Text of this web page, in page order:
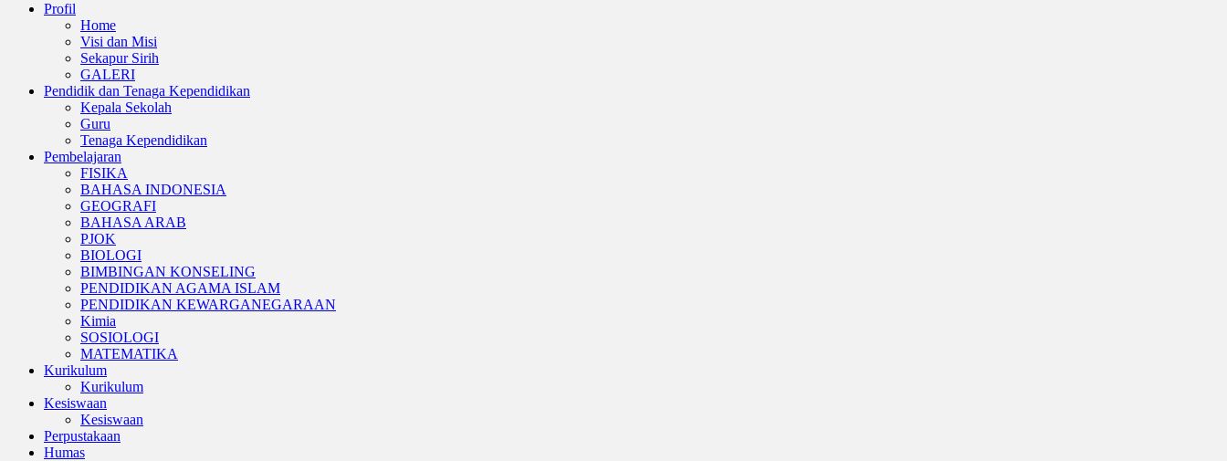
Profil
Home
Visi dan Misi
Sekapur Sirih
GALERI
Pendidik dan Tenaga Kependidikan
Kepala Sekolah
Guru
Tenaga Kependidikan
Pembelajaran
FISIKA
BAHASA INDONESIA
GEOGRAFI
BAHASA ARAB
PJOK
BIOLOGI
BIMBINGAN KONSELING
PENDIDIKAN AGAMA ISLAM
PENDIDIKAN KEWARGANEGARAAN
Kimia
SOSIOLOGI
MATEMATIKA
Kurikulum
Kurikulum
Kesiswaan
Kesiswaan
Perpustakaan
Humas